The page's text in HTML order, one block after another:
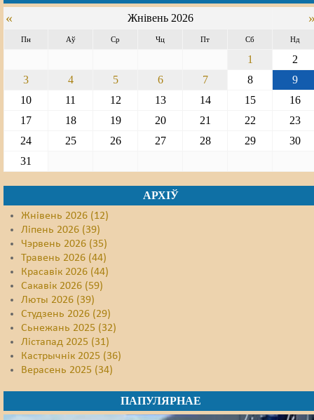
« Жнівень 2026
Пн Аў Ср Чц Пт Сб Нд
1
2
3
4 5 6 7 8
9
10
11 12 13 14 15
16
17
18 19 20 21 22
23
24
25 26 27 28 29
30
31
АРХІЎ
Жнівень 2026 (12)
Ліпень 2026 (39)
Чэрвень 2026 (35)
Травень 2026 (44)
Красавік 2026 (44)
Сакавік 2026 (59)
Люты 2026 (39)
Студзень 2026 (29)
Сьнежань 2025 (32)
Лістапад 2025 (31)
Кастрычнік 2025 (36)
Верасень 2025 (34)
ПАПУЛЯРНАЕ